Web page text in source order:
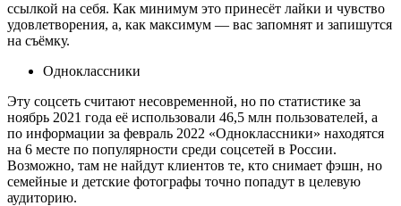
ссылкой на себя. Как минимум это принесёт лайки и чувство
удовлетворения, а, как максимум — вас запомнят и запишутся
на съёмку.
Одноклассники
Эту соцсеть считают несовременной, но по статистике за
ноябрь 2021 года её использовали 46,5 млн пользователей, а
по информации за февраль 2022 «Одноклассники» находятся
на 6 месте по популярности среди соцсетей в России.
Возможно, там не найдут клиентов те, кто снимает фэшн, но
семейные и детские фотографы точно попадут в целевую
аудиторию.